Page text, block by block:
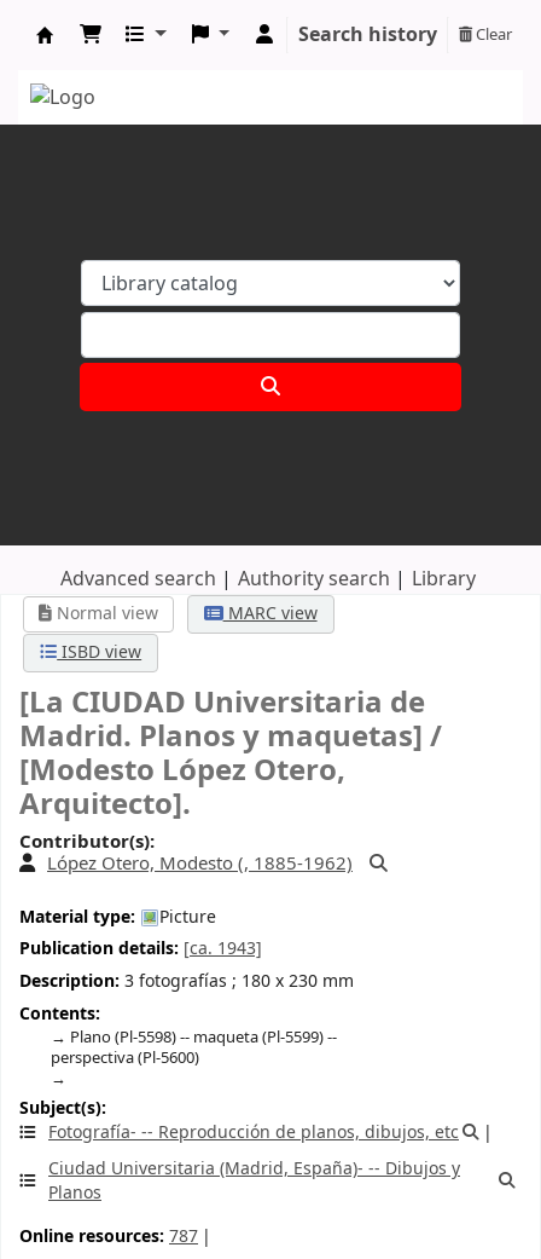
Search history Clear
Advanced search Authority search Library
Normal view
MARC view
ISBD view
[La CIUDAD Universitaria de
Madrid. Planos y maquetas] /
[Modesto López Otero,
Arquitecto].
Contributor(s):
López Otero, Modesto (, 1885-1962)
Material type:
Picture
Publication details: [ca. 1943]
Description: 3 fotografías ; 180 x 230 mm
Contents:
Plano (Pl-5598) -- maqueta (Pl-5599) --
perspectiva (Pl-5600)
Subject(s):
Fotografía- -- Reproducción de planos, dibujos, etc
Ciudad Universitaria (Madrid, España)- -- Dibujos y
Planos
Online resources: 787